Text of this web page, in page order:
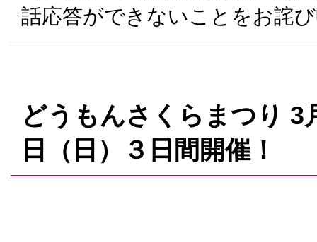
話応答ができないことをお詫
どうもんさくらまつり 3
日（日）３日間開催！